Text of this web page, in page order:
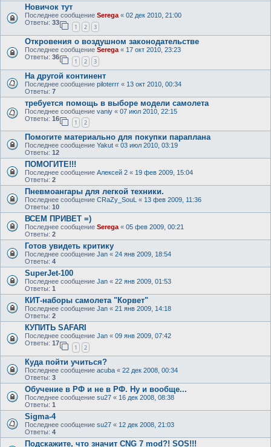
Новичок тут
Последнее сообщение Serega« 02 дек 2010, 21:00
Ответы: 33
1 2 3
Откровения о воздушном законодательстве
Последнее сообщение Serega « 17 окт 2010, 23:23
Ответы: 36
1 2 3
На другой континент
Последнее сообщение piloterrr « 13 окт 2010, 00:34
Ответы: 7
требуется помощь в выборе модели самолета
Последнее сообщение vaniy « 07 июл 2010, 22:15
Ответы: 16
1 2
Помогите материально для покупки параплана
Последнее сообщение Yakut « 03 июл 2010, 03:19
Ответы: 12
ПОМОГИТЕ!!!
Последнее сообщение Алексей 2 « 19 фев 2009, 15:04
Ответы: 2
Пневмоангары для легкой техники.
Последнее сообщение CRaZy_SouL « 13 фев 2009, 11:36
Ответы: 10
ВСЕМ ПРИВЕТ =)
Последнее сообщение Serega « 05 фев 2009, 00:21
Ответы: 2
Готов увидеть критику
Последнее сообщение Jan « 24 янв 2009, 18:54
Ответы: 4
SuperJet-100
Последнее сообщение Jan « 22 янв 2009, 01:53
Ответы: 1
КИТ-наборы самолета "Корвет"
Последнее сообщение Jan « 21 янв 2009, 14:18
Ответы: 2
КУПИТЬ SAFARI
Последнее сообщение Jan « 09 янв 2009, 07:42
Ответы: 17
1 2
Куда пойти учиться?
Последнее сообщение acuba « 22 дек 2008, 00:34
Ответы: 3
Обучение в РФ и не в РФ. Ну и вообще...
Последнее сообщение su27 « 16 дек 2008, 08:38
Ответы: 1
Sigma-4
Последнее сообщение su27 « 12 дек 2008, 21:03
Ответы: 4
Подскажите, что значит CNG 7 mod?! SOS!!!